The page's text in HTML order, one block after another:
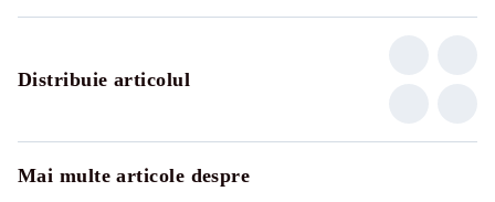
Distribuie articolul
Mai multe articole despre